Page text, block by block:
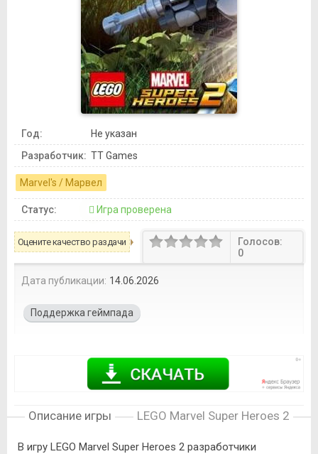
Год:
Не указан
Разработчик: TT Games
Marvel's / Марвел
Статус: Игра проверена
Оцените качество раздачи
Голосов:
0
Дата публикации: 14.06.2026
Поддержка геймпада
Описание игры LEGO Marvel Super Heroes 2
В игру LEGO Marvel Super Heroes 2 разработчики